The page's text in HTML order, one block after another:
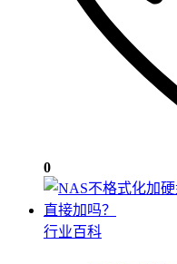
0
行业百科